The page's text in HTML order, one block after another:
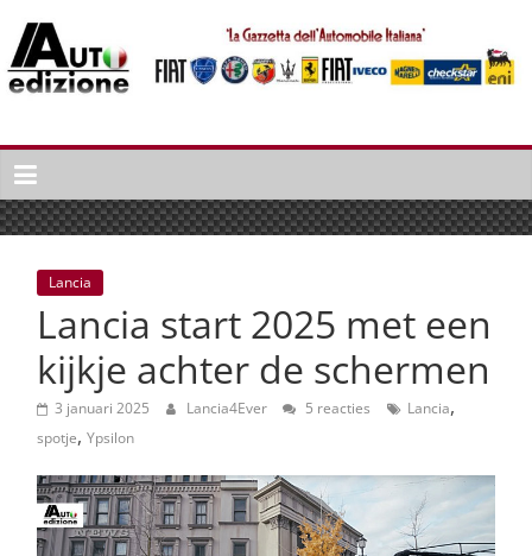
naar
inhoud
Auto
Edizione
La
Gazetta
dell'Automobile
Italiana
Italiaans
autonieuws
lifestyle
Lancia
Lancia start 2025 met een
kijkje achter de schermen
3 januari 2025 Lancia4Ever 5 reacties Lancia,
spotje, Ypsilon